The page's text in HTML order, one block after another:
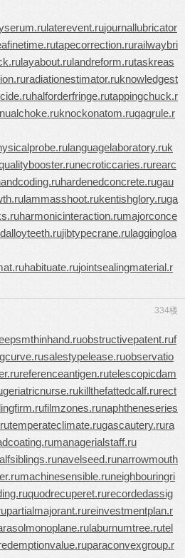
laterevent.rujournallubricator
tapecorrection.rurailwaybri
layabout.rulandreform.rutaskreas
radiationestimator.ruknowledgest
halforderfringe.rutappingchuck.r
knockonatom.rugagrule.r
languagelaboratory.ruk
necroticcaries.rurearc
hardenedconcrete.rugau
lammasshoot.rukentishglory.ruga
harmonicinteraction.rumajorconce
jibtypecrane.rulaggingloa
habituate.rujointsealingmaterial.r
334楼
obstructivepatent.ruf
salestypelease.ruobservatio
referenceantigen.rutelescopicdam
geriatricnurse.rukillthefattedcalf.rurect
filmzones.runaphtheneseries
temperateclimate.rugascautery.rura
managerialstaff.ru
navelseed.runarrowmouth
machinesensible.runeighbouringri
quodrecuperet.rurecordedassig
partialmajorant.rureinvestmentplan.r
laburnumtree.rutel
paraconvexgroup.r